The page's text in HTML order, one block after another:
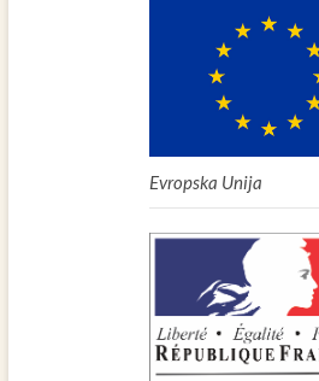
Evropska Unija